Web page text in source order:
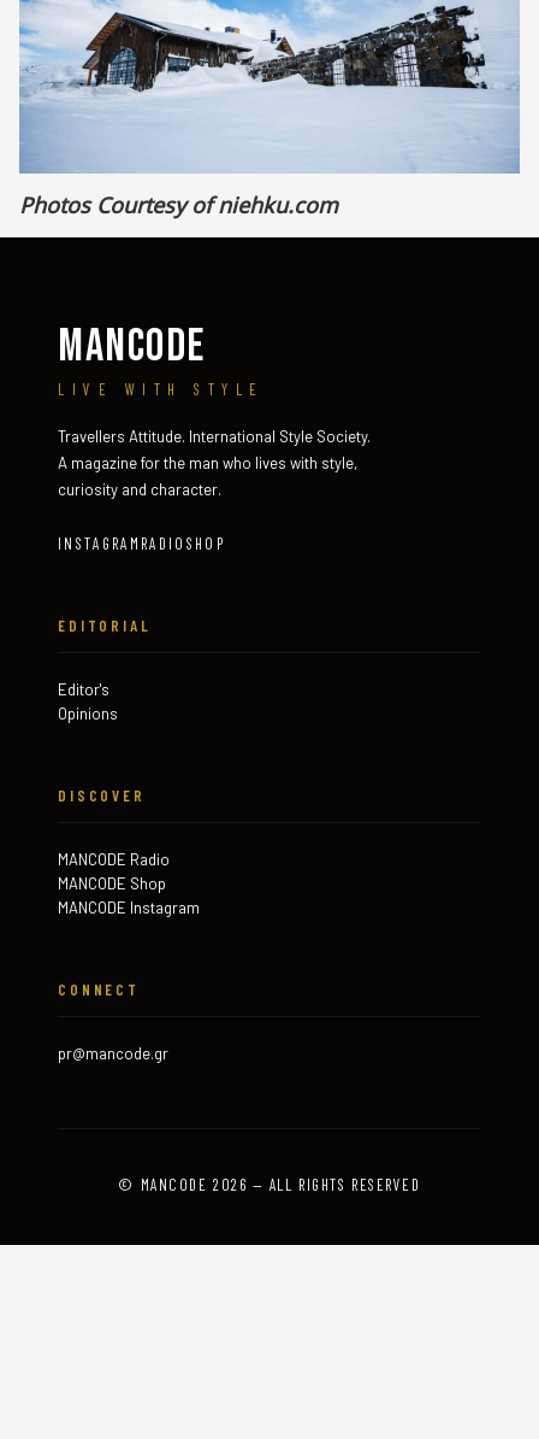
Photos Courtesy ofniehku.com
MANCODE
LIVE WITH STYLE
Travellers Attitude. International Style Society.
A magazine for the man who lives with style,
curiosity and character.
INSTAGRAM RADIO SHOP
EDITORIAL
Editor's
Opinions
DISCOVER
MANCODE Radio
MANCODE Shop
MANCODE Instagram
CONNECT
pr@mancode.gr
© MANCODE 2026 — ALL RIGHTS RESERVED